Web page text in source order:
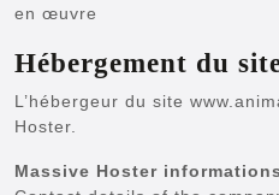
en œuvre
Hébergement du
L’hébergeur du site
Hoster.
Massive Hoster